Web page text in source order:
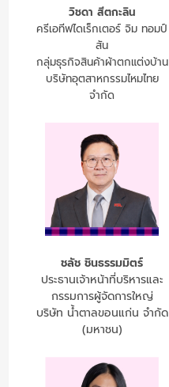
วิชดา สีตกะลิน
ครีเอทีฟไดเร็กเตอร์ จิม ทอมป์
สัน
กลุ่มธุรกิจสินค้าผ้าตกแต่งบ้าน
บริษัทอุตสาหกรรมไหมไทย
จำกัด
ชลัช ชินธรรมมิตร์
ประธานเจ้าหน้าที่บริหารและ
กรรมการผู้จัดการใหญ่
บริษัท น้ำตาลขอนแก่น จำกัด
(มหาชน)